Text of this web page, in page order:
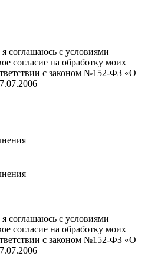
соглашаюсь с условиями
согласие на обработку моих
с законом №152-ФЗ «О
соглашаюсь с условиями
согласие на обработку моих
с законом №152-ФЗ «О